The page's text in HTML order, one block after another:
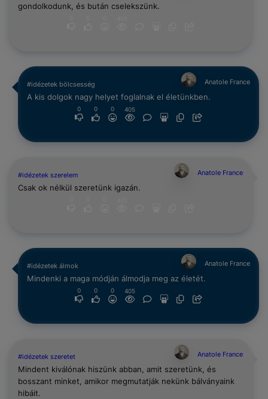
gondolkodunk, és bután cselekszünk.
#idézetek bölcsesség Anatole France
A kis dolgok nagy helyet foglalnak el életünkben.
0 0 0 405
#idézetek szerelem Anatole France
Csak ok nélkül szeretünk igazán.
#idézetek álmok Anatole France
Mindenki a maga módján álmodja meg az életét.
0 0 0 405
#idézetek szeretet Anatole France
Mindent kiválónak hiszünk abban, amit szeretünk, és
bosszant minket, amikor megmutatják nekünk bálványaink
hibáit.